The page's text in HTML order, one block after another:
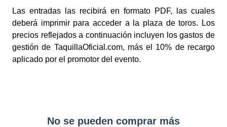
Las entradas las recibirá en formato PDF, las cuales
deberá imprimir para acceder a la plaza de toros. Los
precios reflejados a continuación incluyen los gastos de
gestión de TaquillaOficial.com, más el 10% de recargo
aplicado por el promotor del evento.
No se pueden comprar más